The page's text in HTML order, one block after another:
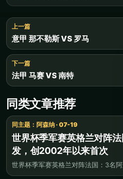
上一篇
意甲 那不勒斯 VS 罗马
下一篇
法甲 马赛 VS 南特
同类文章推荐
同主题：阿森纳 · 07-19
世界杯季军赛英格兰对阵
发，创2002年以来首次
世界杯季军赛英格兰对阵法国：3名